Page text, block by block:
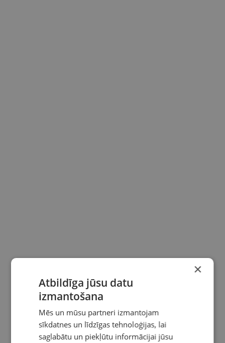
×
Atbildīga jūsu datu
izmantošana
Mēs un mūsu partneri izmantojam
sīkdatnes un līdzīgas tehnoloģijas, lai
saglabātu un piekļūtu informācijai jūsu